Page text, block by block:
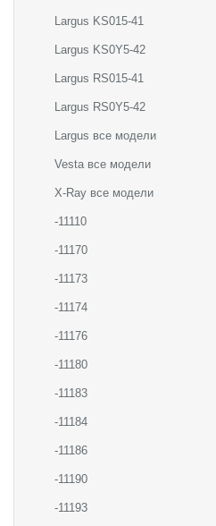
Largus KS015-41
Largus KS0Y5-42
Largus RS015-41
Largus RS0Y5-42
Largus все модели
Vesta все модели
X-Ray все модели
-11110
-11170
-11173
-11174
-11176
-11180
-11183
-11184
-11186
-11190
-11193